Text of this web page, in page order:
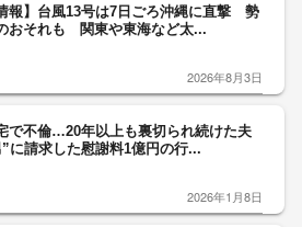
報】台風13号は7日ごろ沖縄に直撃 勢
おそれも 関東や東海など太...
2026年8月3日
で不倫…20年以上も裏切られ続けた夫
に請求した慰謝料1億円の行...
2026年1月8日